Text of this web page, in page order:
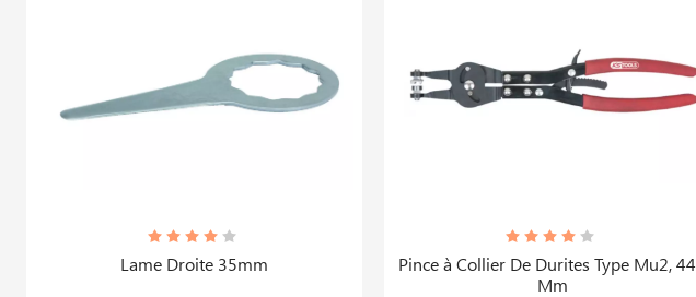
Lame Droite 35mm
Pince à Collier De Durites Type Mu2,
Mm